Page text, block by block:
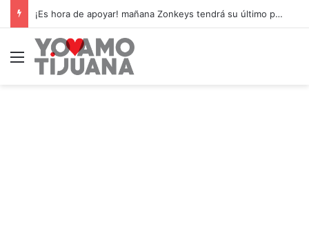
¡Es hora de apoyar! mañana Zonkeys tendrá su último partido en casa contra CDMX
Menú